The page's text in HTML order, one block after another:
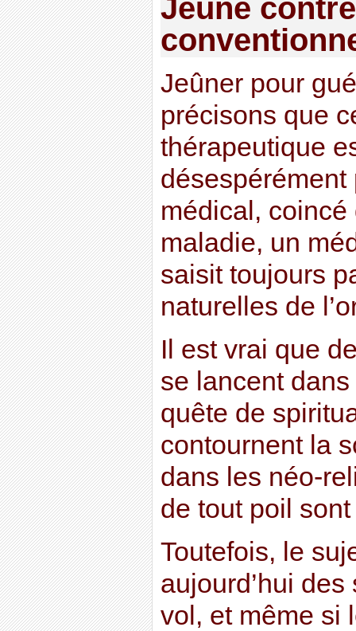
Jeûne
Jeûner pour
précisons que
thérapeutique
désespérément
médical,
maladie, un
saisit toujours
naturelles de
Il est vrai que
se lancent
quête de
contournent la
dans les néo-
de tout poil
Toutefois, le
aujourd’hui
vol, et même si